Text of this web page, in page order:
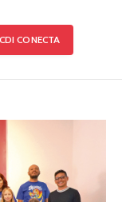
CDI CONECTA